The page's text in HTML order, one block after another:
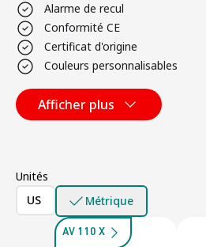
Alarme de recul
Conformité CE
Certificat d'origine
Couleurs personnalisables
Afficher plus
Unités
US
Métrique
AV 110 X